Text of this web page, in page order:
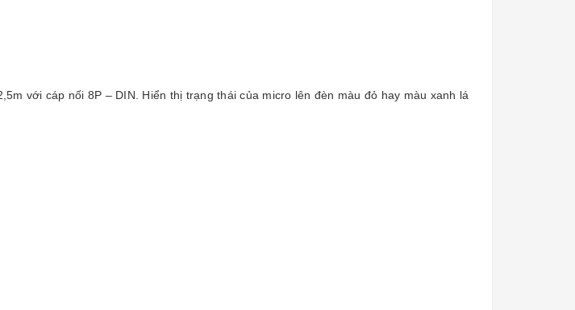
với cáp nối 8P – DIN. Hiển thị trạng thái của micro lên đèn màu đỏ hay màu xanh lá